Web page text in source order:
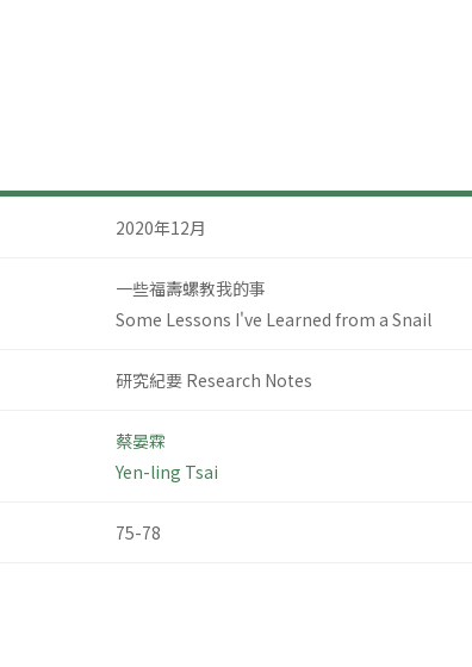
2020年12月
一些福壽螺教我的事
Some Lessons I've Learned from a Snail
研究紀要 Research Notes
蔡晏霖
Yen-ling Tsai
75-78